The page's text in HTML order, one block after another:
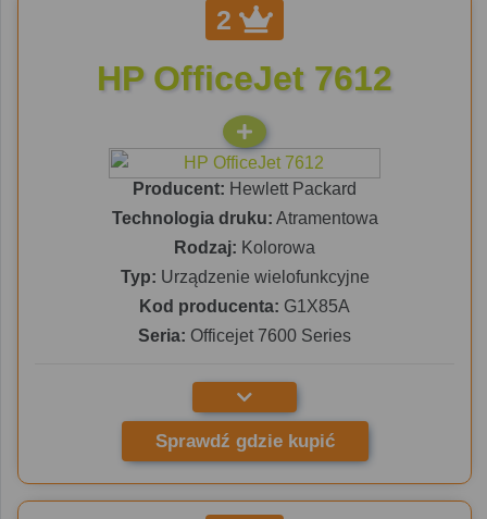
2
HP OfficeJet 7612
Producent: Hewlett Packard
Technologia druku: Atramentowa
Rodzaj: Kolorowa
Typ: Urządzenie wielofunkcyjne
Kod producenta: G1X85A
Seria: Officejet 7600 Series
Sprawdź gdzie kupić